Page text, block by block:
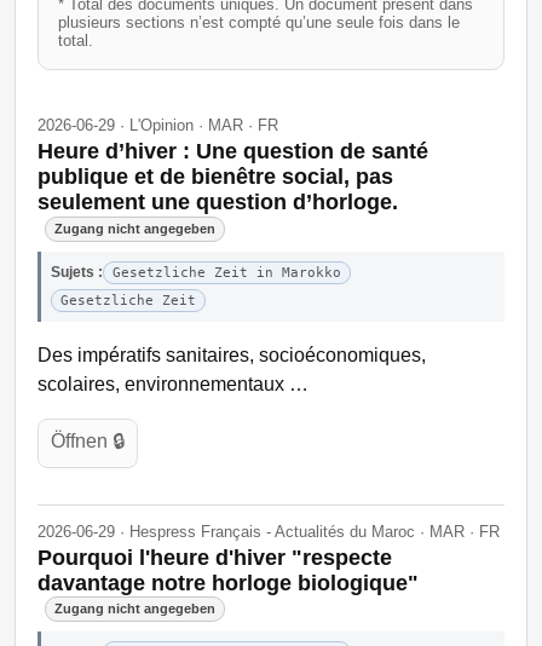
* Total des documents uniques. Un document présent dans
plusieurs sections n’est compté qu’une seule fois dans le
total.
2026-06-29 · L'Opinion · MAR · FR
Heure d’hiver : Une question de santé
publique et de bienêtre social, pas
seulement une question d’horloge.
Zugang nicht angegeben
Sujets :
Gesetzliche Zeit in Marokko
Gesetzliche Zeit
Des impératifs sanitaires, socioéconomiques,
scolaires, environnementaux …
Öffnen 🔒
2026-06-29 · Hespress Français - Actualités du Maroc · MAR · FR
Pourquoi l'heure d'hiver "respecte
davantage notre horloge biologique"
Zugang nicht angegeben